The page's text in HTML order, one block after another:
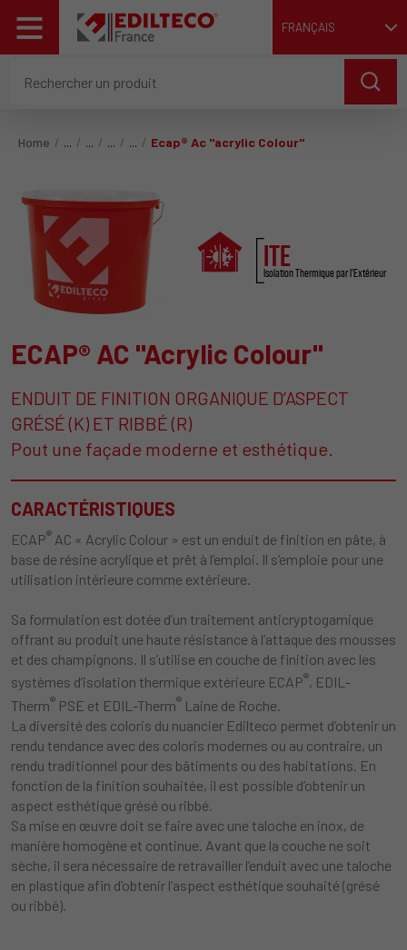
FRANÇAIS
Home Ecap® Ac "acrylic Colour"
ITE
Isolation Thermique par l'Extérieur
ECAP® AC "Acrylic Colour"
ENDUIT DE FINITION ORGANIQUE D’ASPECT
GRÉSÉ (K) ET RIBBÉ (R)
Pout une façade moderne et esthétique.
CARACTÉRISTIQUES
ECAP® AC « Acrylic Colour » est un enduit de finition en pâte, à
base de résine acrylique et prêt à l’emploi. Il s’emploie pour une
utilisation intérieure comme extérieure.
Sa formulation est dotée d’un traitement anticryptogamique
offrant au produit une haute résistance à l’attaque des mousses
et des champignons. Il s’utilise en couche de finition avec les
systèmes d’isolation thermique extérieure ECAP®, EDIL-
Therm® PSE et EDIL-Therm® Laine de Roche.
La diversité des coloris du nuancier Edilteco permet d’obtenir un
rendu tendance avec des coloris modernes ou au contraire, un
rendu traditionnel pour des bâtiments ou des habitations. En
fonction de la finition souhaitée, il est possible d’obtenir un
aspect esthétique grésé ou ribbé.
Sa mise en œuvre doit se faire avec une taloche en inox, de
manière homogène et continue. Avant que la couche ne soit
sèche, il sera nécessaire de retravailler l’enduit avec une taloche
en plastique afin d’obtenir l’aspect esthétique souhaité (grésé
ou ribbé).